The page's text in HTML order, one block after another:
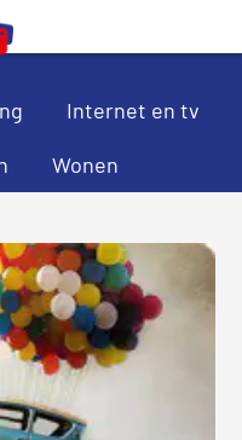
Internet en tv
Wonen